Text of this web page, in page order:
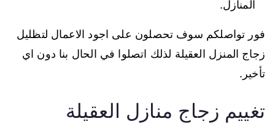
المنازل.
فور تواصلكم سوف تحصلون على اجود الاعمال لتظليل
زجاج المنزل العقيلة لذلك اتصلوا في الحال بنا دون اي
تأخير.
تغييم زجاج منازل العقيلة